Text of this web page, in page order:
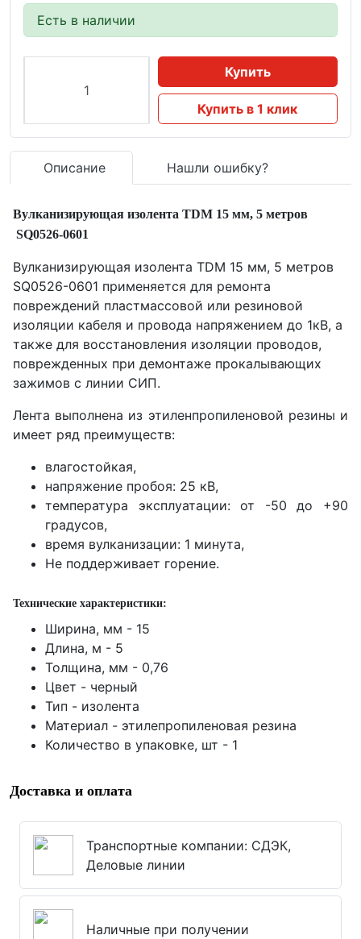
Есть в наличии
Купить
Купить в 1 клик
Описание Нашли ошибку?
Вулканизирующая изолента TDM 15 мм, 5 метров
SQ0526-0601
Вулканизирующая изолента TDM 15 мм, 5 метров
SQ0526-0601 применяется для ремонта
повреждений пластмассовой или резиновой
изоляции кабеля и провода напряжением до 1кВ, а
также для восстановления изоляции проводов,
поврежденных при демонтаже прокалывающих
зажимов с линии СИП.
Лента выполнена из этиленпропиленовой резины и
имеет ряд преимуществ:
влагостойкая,
напряжение пробоя: 25 кВ,
температура эксплуатации: от -50 до +90
градусов,
время вулканизации: 1 минута,
Не поддерживает горение.
Технические характеристики:
Ширина, мм - 15
Длина, м - 5
Толщина, мм - 0,76
Цвет - черный
Тип - изолента
Материал - этилепропиленовая резина
Количество в упаковке, шт - 1
Доставка и оплата
Транспортные компании: СДЭК,
Деловые линии
Наличные при получении